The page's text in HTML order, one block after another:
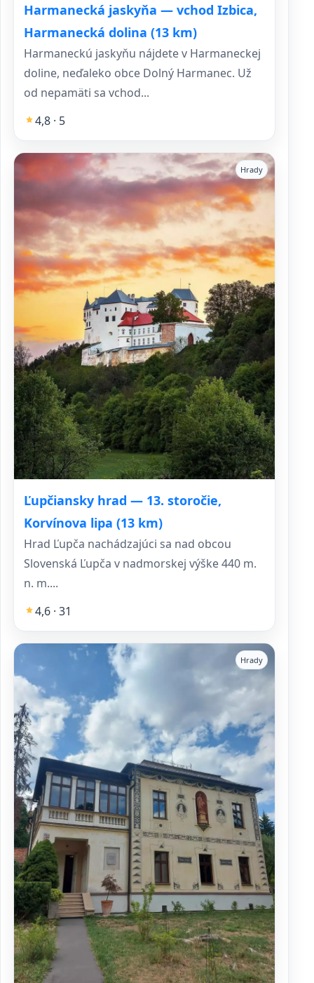
Harmanecká jaskyňa — vchod Izbica,
Harmanecká dolina (13 km)
Harmaneckú jaskyňu nájdete v Harmaneckej
doline, neďaleko obce Dolný Harmanec. Už
od nepamäti sa vchod...
4,8 · 5
Ľupčiansky hrad — 13. storočie,
Korvínova lipa (13 km)
Hrady
Hrad Ľupča nachádzajúci sa nad obcou
Slovenská Ľupča v nadmorskej výške 440 m.
n. m....
4,6 · 31
Hrady